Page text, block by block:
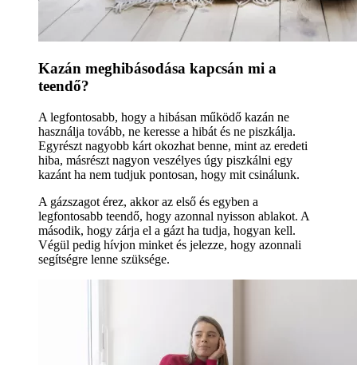
Kazán meghibásodása kapcsán mi a
teendő?
A legfontosabb, hogy a hibásan működő kazán ne
használja tovább, ne keresse a hibát és ne piszkálja.
Egyrészt nagyobb kárt okozhat benne, mint az eredeti
hiba, másrészt nagyon veszélyes úgy piszkálni egy
kazánt ha nem tudjuk pontosan, hogy mit csinálunk.
A gázszagot érez, akkor az első és egyben a
legfontosabb teendő, hogy azonnal nyisson ablakot. A
második, hogy zárja el a gázt ha tudja, hogyan kell.
Végül pedig hívjon minket és jelezze, hogy azonnali
segítségre lenne szüksége.